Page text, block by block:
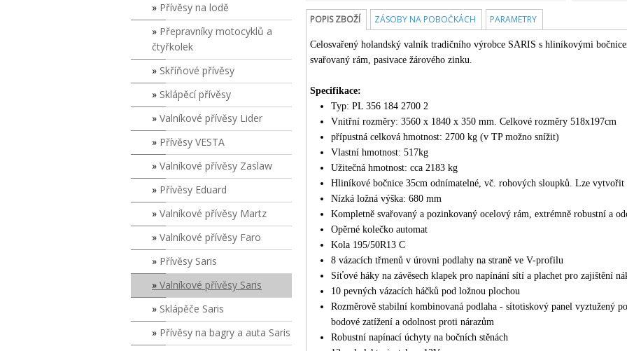
Přívěsy na lodě
Přepravníky motocyklů a
čtyřkolek
Skříňové přívěsy
Sklápěcí přívěsy
Valníkové přívěsy Lider
Přívěsy VESTA
Valníkové přívěsy Zaslaw
Přívěsy Eduard
Valníkové přívěsy Martz
Valníkové přívěsy Faro
Přívěsy Saris
Valníkové přívěsy Saris
Sklápěče Saris
Přívěsy na bagry a auta Saris
POPIS ZBOŽÍ ZÁSOBY NA POBOČKÁCH PARAMETRY
Celosvařený holandský valník tradičního výrobce SARIS s hliníkovými
svařovaný rám, pasivace žárového zinku.
Specifikace:
Typ: PL 356 184 2700 2
Vnitřní rozměry: 3560 x 1840 x 350 mm. Celkové rozměry 518x197cm
přípustná celková hmotnost: 2700 kg (v TP možno snížit)
Vlastní hmotnost: 517kg
Užitečná hmotnost: cca 2183 kg
Hliníkové bočnice 35cm odnímatelné, vč. rohových sloupků. Lze vytvořit
Nízká ložná výška: 680 mm
Kompletně svařovaný a pozinkovaný ocelový rám, extrémně robustní a
Opěrné kolečko automat
Kola 195/50R13 C
8 vázacích třmenů v úrovni podlahy na straně ve V-profilu
Síťové háky na závěsech klapek pro napínání sítí a plachet pro zajištění
10 pevných vázacích háčků pod ložnou plochou
Rozměrově stabilní kombinovaná podlaha - sítotiskový panel vyztužený
bodové zatížení a odolnost proti nárazům
Robustní napínací úchyty na bočních stěnách